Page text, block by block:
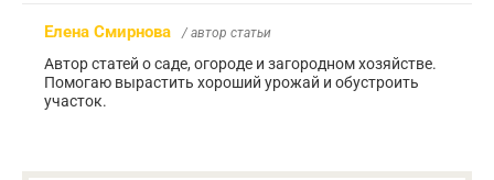
Елена Смирнова / автор статьи
Автор статей о саде, огороде и загородном хозяйстве.
Помогаю вырастить хороший урожай и обустроить
участок.